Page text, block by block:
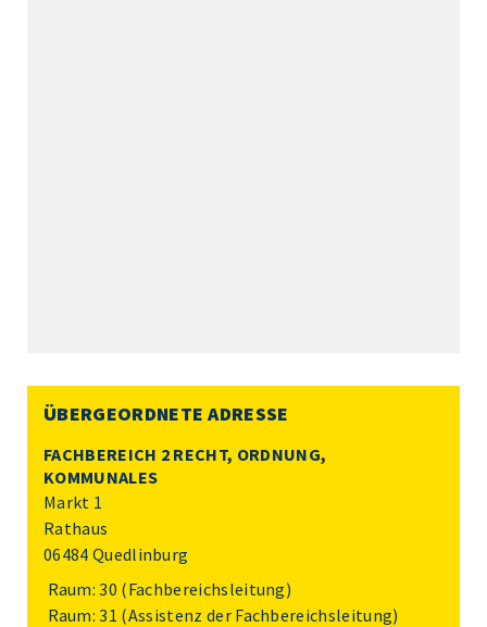
ÜBERGEORDNETE ADRESSE
FACHBEREICH 2 RECHT, ORDNUNG,
KOMMUNALES
Markt 1
Rathaus
06484 Quedlinburg
Raum: 30 (Fachbereichsleitung)
Raum: 31 (Assistenz der Fachbereichsleitung)